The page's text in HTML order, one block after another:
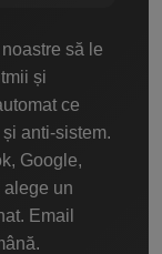
să le
și
ce
anti-sistem.
Google,
alege un
Email